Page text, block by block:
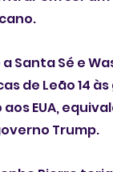
Santa Sé e
de Leão 14
EUA,
Trump.